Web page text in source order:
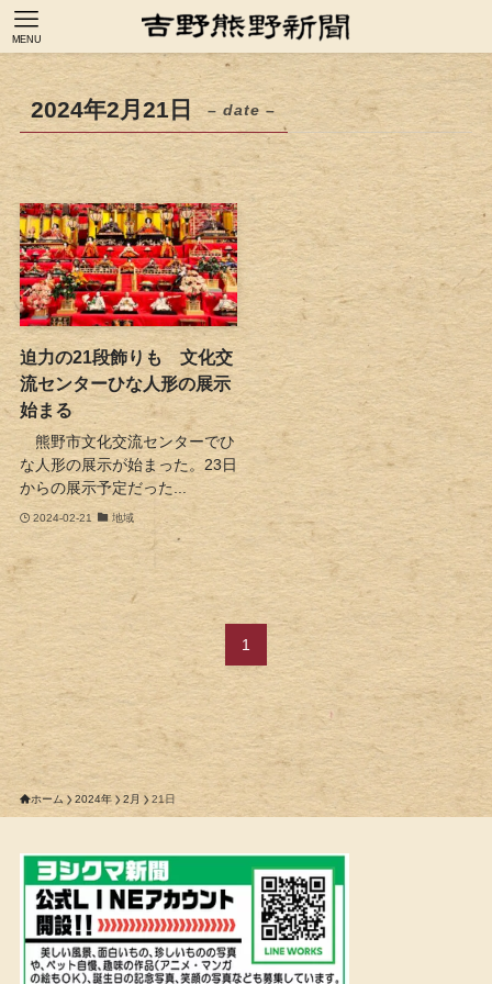
MENU
2024年2月21日 – date –
迫力の21段飾りも 文化交
流センターひな人形の展示
始まる
熊野市文化交流センターでひ
な人形の展示が始まった。23日
からの展示予定だった...
2024-02-21 地域
1
ホーム 2024年 2月 21日